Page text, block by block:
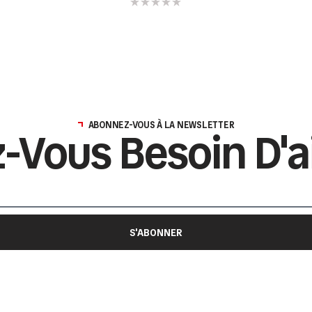
ABONNEZ-VOUS À LA NEWSLETTER
Vous Besoin
S'ABONNER